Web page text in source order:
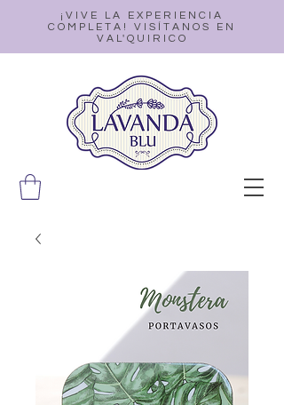
¡VIVE LA EXPERIENCIA
COMPLETA! VISÍTANOS EN
VAL'QUIRICO